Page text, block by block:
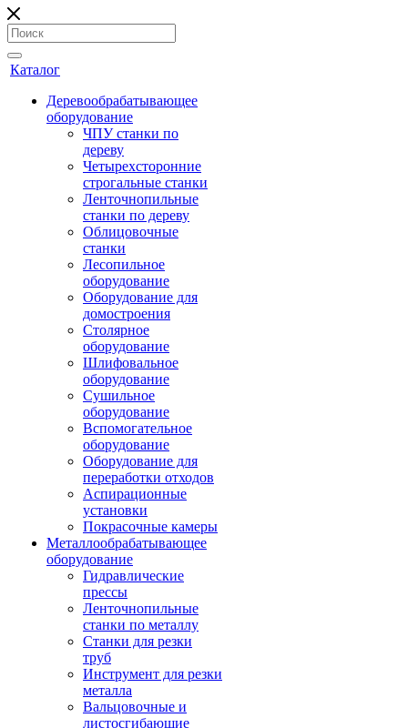
Каталог
Деревообрабатывающее
оборудование
ЧПУ станки по
дереву
Четырехсторонние
строгальные станки
Ленточнопильные
станки по дереву
Облицовочные
станки
Лесопильное
оборудование
Оборудование для
домостроения
Столярное
оборудование
Шлифовальное
оборудование
Сушильное
оборудование
Вспомогательное
оборудование
Оборудование для
переработки отходов
Аспирационные
установки
Покрасочные камеры
Металлообрабатывающее
оборудование
Гидравлические
прессы
Ленточнопильные
станки по металлу
Станки для резки
труб
Инструмент для резки
металла
Вальцовочные и
листосгибающие